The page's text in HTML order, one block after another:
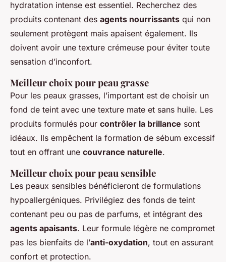
hydratation intense est essentiel. Recherchez des
produits contenant des agents nourrissants qui non
seulement protègent mais apaisent également. Ils
doivent avoir une texture crémeuse pour éviter toute
sensation d’inconfort.
Meilleur choix pour peau grasse
Pour les peaux grasses, l’important est de choisir un
fond de teint avec une texture mate et sans huile. Les
produits formulés pour contrôler la brillance sont
idéaux. Ils empêchent la formation de sébum excessif
tout en offrant une couvrance naturelle.
Meilleur choix pour peau sensible
Les peaux sensibles bénéficieront de formulations
hypoallergéniques. Privilégiez des fonds de teint
contenant peu ou pas de parfums, et intégrant des
agents apaisants. Leur formule légère ne compromet
pas les bienfaits de l’anti-oxydation, tout en assurant
confort et protection.